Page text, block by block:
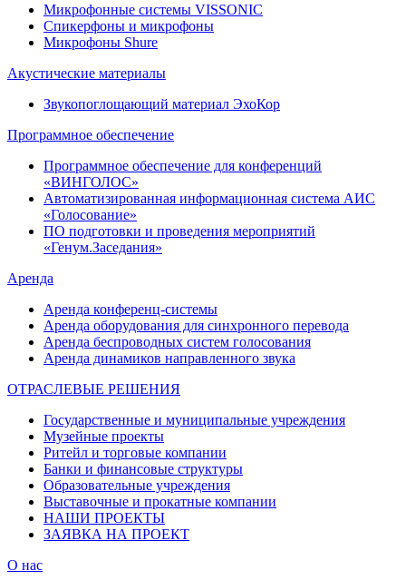
Микрофонные системы VISSONIC
Спикерфоны и микрофоны
Микрофоны Shure
Акустические материалы
Звукопоглощающий материал ЭхоКор
Программное обеспечение
Программное обеспечение для конференций
«ВИНГОЛОС»
Автоматизированная информационная система АИС
«Голосование»
ПО подготовки и проведения мероприятий
«Генум.Заседания»
Аренда
Аренда конференц-системы
Аренда оборудования для синхронного перевода
Аренда беспроводных систем голосования
Аренда динамиков направленного звука
ОТРАСЛЕВЫЕ РЕШЕНИЯ
Государственные и муниципальные учреждения
Музейные проекты
Ритейл и торговые компании
Банки и финансовые структуры
Образовательные учреждения
Выставочные и прокатные компании
НАШИ ПРОЕКТЫ
ЗАЯВКА НА ПРОЕКТ
О нас